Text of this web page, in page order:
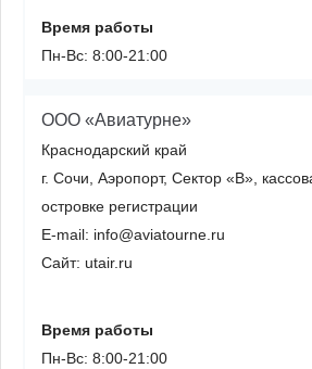
Время работы
Пн-Вс: 8:00-21:00
ООО «Авиатурне»
Краснодарский край
г. Сочи, Аэропорт, Сектор «В»,
островке регистрации
E-mail: info@aviatourne.ru
Сайт: utair.ru
Время работы
Пн-Вс: 8:00-21:00